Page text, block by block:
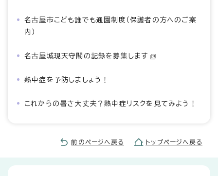
名古屋市こども誰でも通園制度（保護者の方へのご案
内）
名古屋城現天守閣の記録を募集します
熱中症を予防しましょう！
これからの暑さ大丈夫？熱中症リスクを見てみよう！
前のページへ戻る トップページへ戻る